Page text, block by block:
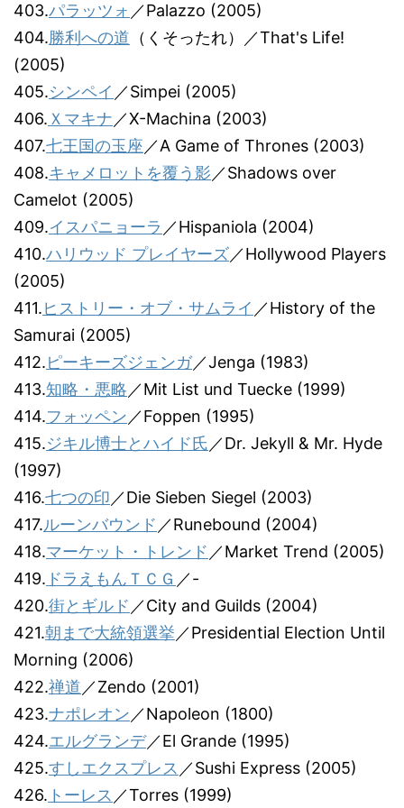
403.パラッツォ ／Palazzo (2005)
404.勝利への道 （くそったれ）／That's Life!
(2005)
405.シンペイ ／Simpei (2005)
406. Ｘマキナ ／X-Machina (2003)
407.七王国の玉座 ／A Game of Thrones (2003)
408.キャメロットを覆う影 ／Shadows over
Camelot (2005)
409.イスパニョーラ ／Hispaniola (2004)
410.ハリウッド プレイヤーズ／Hollywood Players
(2005)
411.ヒストリー・オブ・サムライ ／History of the
Samurai (2005)
412.ピーキーズジェンガ／Jenga (1983)
413.知略・悪略 ／Mit List und Tuecke (1999)
414.フォッペン ／Foppen (1995)
415.ジキル博士とハイド氏 ／Dr. Jekyll & Mr. Hyde
(1997)
416.七つの印 ／Die Sieben Siegel (2003)
417.ルーンバウンド ／Runebound (2004)
418.マーケット・トレンド ／Market Trend (2005)
419. ドラえもんＴＣＧ ／-
420.街とギルド ／City and Guilds (2004)
421.朝まで大統領選挙 ／Presidential Election Until
Morning (2006)
422.禅道 ／Zendo (2001)
423.ナポレオン ／Napoleon (1800)
424.エルグランデ／El Grande (1995)
425.すしエクスプレス ／Sushi Express (2005)
426. トーレス ／Torres (1999)